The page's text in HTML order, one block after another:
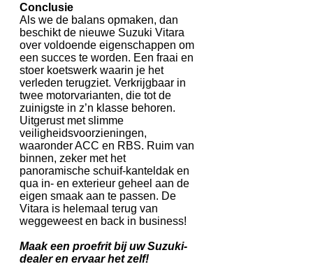
Conclusie
Als we de balans opmaken, dan
beschikt de nieuwe Suzuki Vitara
over voldoende eigenschappen om
een succes te worden. Een fraai en
stoer koetswerk waarin je het
verleden terugziet. Verkrijgbaar in
twee motorvarianten, die tot de
zuinigste in z’n klasse behoren.
Uitgerust met slimme
veiligheidsvoorzieningen,
waaronder ACC en RBS. Ruim van
binnen, zeker met het
panoramische schuif-kanteldak en
qua in- en exterieur geheel aan de
eigen smaak aan te passen. De
Vitara is helemaal terug van
weggeweest en back in business!
Maak een proefrit bij uw Suzuki-
dealer en ervaar het zelf!